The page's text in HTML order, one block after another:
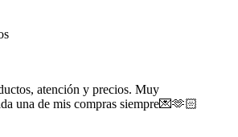
atención y precios. Muy
una de mis compras siempre💌🫶🏻